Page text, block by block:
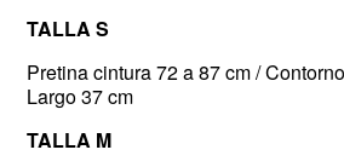
TALLA S
Pretina cintura 72 a 87 cm /
Largo 37 cm
TALLA M